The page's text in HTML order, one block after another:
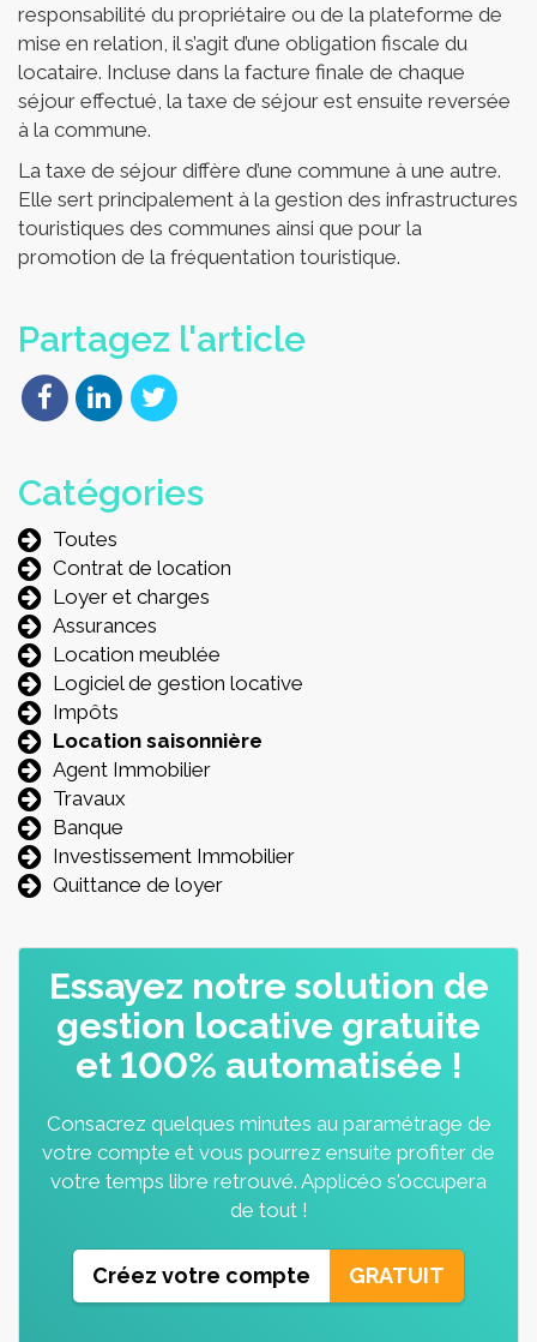
responsabilité du propriétaire ou de la plateforme de
mise en relation, il s’agit d’une obligation fiscale du
locataire. Incluse dans la facture finale de chaque
séjour effectué, la taxe de séjour est ensuite reversée
à la commune.
La taxe de séjour diffère d’une commune à une autre.
Elle sert principalement à la gestion des infrastructures
touristiques des communes ainsi que pour la
promotion de la fréquentation touristique.
Partagez l'article
Catégories
Toutes
Contrat de location
Loyer et charges
Assurances
Location meublée
Logiciel de gestion locative
Impôts
Location saisonnière
Agent Immobilier
Travaux
Banque
Investissement Immobilier
Quittance de loyer
Essayez notre solution de
gestion locative gratuite
et 100% automatisée !
Consacrez quelques minutes au paramétrage de
votre compte et vous pourrez ensuite profiter de
votre temps libre retrouvé. Applicéo s'occupera
de tout !
Créez votre compte GRATUIT